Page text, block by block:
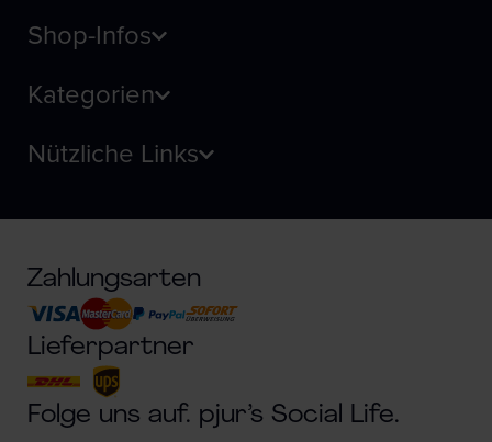
Shop-Infos
Kategorien
Nützliche Links
Zahlungsarten
Lieferpartner
Folge uns auf. pjur’s Social Life.